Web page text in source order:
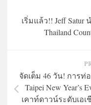
เริ่มแล้ว!! Jeff Satur
Thailand
จัดเต็ม 46 วัน! การท่
Taipei New Year’s
เคาท์ดาวน์ระดับเอ